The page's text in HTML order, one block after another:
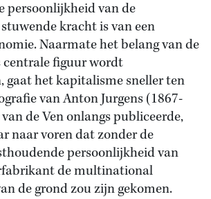
persoonlijkheid van de
kracht is van een
Naarmate het belang van de
centrale figuur wordt
gaat het kapitalisme sneller ten
van Anton Jurgens (1867-
de Ven onlangs publiceerde,
naar voren dat zonder de
persoonlijkheid van
de multinational
de grond zou zijn gekomen.